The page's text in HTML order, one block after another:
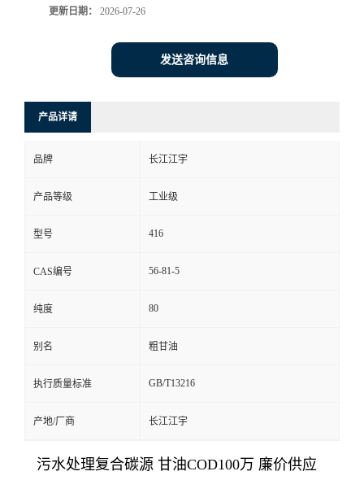
更新日期： 2026-07-26
发送咨询信息
产品详请
品牌 长江江宇
产品等级 工业级
型号 416
CAS编号 56-81-5
纯度 80
别名 粗甘油
执行质量标准 GB/T13216
产地/厂商 长江江宇
污水处理复合碳源 甘油COD100万 廉价供应